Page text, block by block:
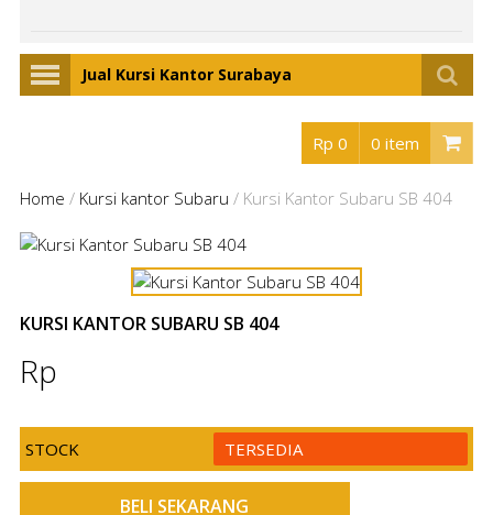
Jual Kursi Kantor Surabaya
Rp 0 0 item
Home / Kursi kantor Subaru / Kursi Kantor Subaru SB 404
KURSI KANTOR SUBARU SB 404
Rp
STOCK TERSEDIA